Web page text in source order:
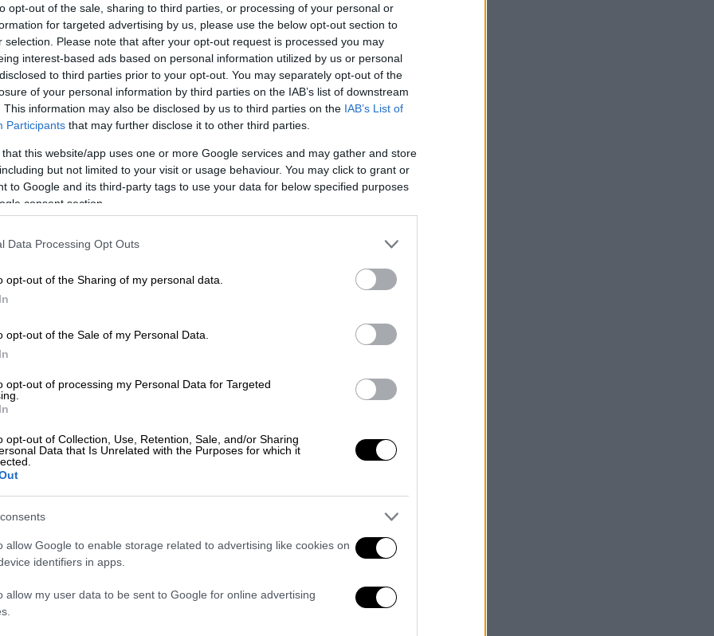
opt-out of the sale, sharing to third parties, or processing of your personal or
for targeted advertising by us, please use the below opt-out section to
selection. Please note that after your opt-out request is processed you may
interest-based ads based on personal information utilized by us or personal
to third parties prior to your opt-out. You may separately opt-out of the
of your personal information by third parties on the IAB’s list of downstream
This information may also be disclosed by us to third parties on the IAB’s List of
Participants that may further disclose it to other third parties.
that this website/app uses one or more Google services and may gather and store
but not limited to your visit or usage behaviour. You may click to grant or
to Google and its third-party tags to use your data for below specified purposes
consent section.
Data Processing Opt Outs
opt-out of the Sharing of my personal data.
opt-out of the Sale of my Personal Data.
opt-out of processing my Personal Data for Targeted
opt-out of Collection, Use, Retention, Sale, and/or Sharing
Data that Is Unrelated with the Purposes for which it
allow Google to enable storage related to advertising like cookies on
identifiers in apps.
allow my user data to be sent to Google for online advertising
το ΕΘΝΟΣ στη Google
τηςΣουηδίας, εντοπίστηκε το
γαιών στην Ευρώπη, το οποίο
τόνους μεταλλευμάτων, όπως
όμιλος
ώρα που η Ευρώπηανησυχείγια την
, του μεγαλύτερου παραγωγού παγκοσμίως,
αυτών που χρησιμεύουν κυρίως για την
και αιολικών στροβίλων
κοίτασμα στοιχείων
να αποτελέσει τη βάση για την
σύμβουλος του δημόσιου ομίλου
Χωρίς ορυχεία, δεν μπορούν να
το κοίτασμα τηςΚίρουνα, μιας μεγάλης
χώρας, περιλαμβάνει
οξειδίων σπάνιων γαιών
ακόμη υπολογίσει την ακριβή κλίμακά
προτού δρομολογηθεί η εκμετάλλευσή
χρόνια προκειμένου